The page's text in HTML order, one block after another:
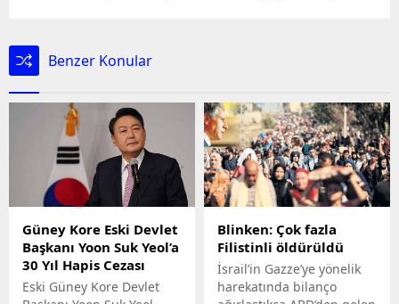
Benzer Konular
Güney Kore Eski Devlet
Başkanı Yoon Suk Yeol’a
30 Yıl Hapis Cezası
Eski Güney Kore Devlet
Blinken: Çok fazla
Filistinli öldürüldü
İsrail’in Gazze’ye yönelik
harekatında bilanço